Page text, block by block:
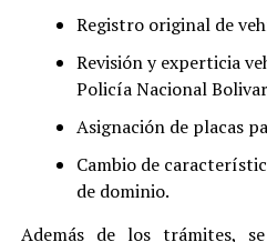
​Registro original de
​Revisión y experticia
Policía Nacional
​Asignación de placas
​Cambio de
de dominio.
Además de los trámites,